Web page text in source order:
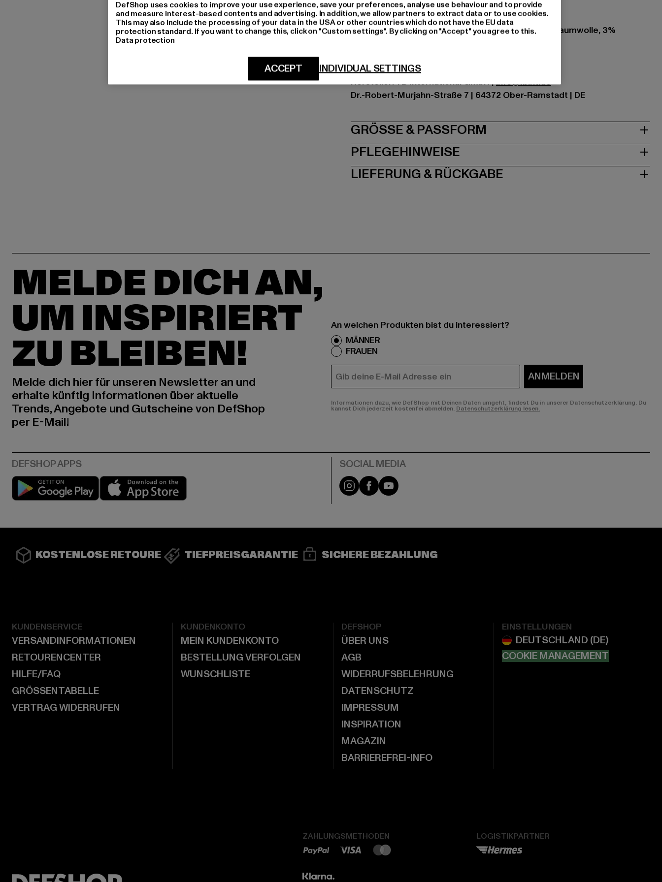
Farbe: grau
Hersteller Farbe: grey
Materialzusammensetzung: 63% Polyester, 34% Baumwolle, 3%
Hersteller: TB International GmbH |info@tbint.de
Dr.-Robert-Murjahn-Straße 7 | 64372 Ober-Ramstadt | DE
GRÖSSE & PASSFORM
PFLEGEHINWEISE
LIEFERUNG & RÜCKGABE
MELDE DICH AN,
UM INSPIRIERT
ZU BLEIBEN!
Melde dich hier für unseren Newsletter an und
erhalte künftig Informationen über aktuelle
Trends, Angebote und Gutscheine von DefShop
per E-Mail!
An welchen Produkten bist du interessiert?
MÄNNER
FRAUEN
E-MAIL ANMELDEN
Informationen dazu, wie DefShop mit Deinen Daten umgeht, findest Du in unserer Datenschutzerklärung. Du
kannst Dich jederzeit kostenfei abmelden. Datenschutzerklärung lesen.
Play market Instagram
FacebookYouTube
KOSTENLOSE RETOURE TIEFPREISGARANTIE SICHERE BEZAHLUNG
KUNDENSERVICE
VERSANDINFORMATIONEN
RETOURENCENTER
HILFE/FAQ
GRÖSSENTABELLE
VERTRAG WIDERRUFEN
KUNDENKONTO
MEIN KUNDENKONTO
BESTELLUNG VERFOLGEN
WUNSCHLISTE
DEFSHOP
ÜBER UNS
AGB
WIDERRUFSBELEHRUNG
DATENSCHUTZ
IMPRESSUM
INSPIRATION
MAGAZIN
BARRIEREFREI-INFO
EINSTELLUNGEN
COOKIE MANAGEMENT
ZAHLUNGSMETHODEN LOGISTIKPARTNER
DefShop uses cookies to improve your use experience, save your preferences, analyse use behaviour and to provide
and measure interest-based contents and advertising. In addition, we allow partners to extract data or to use cookies.
This may also include the processing of your data in the USA or other countries which do not have the EU data
protection standard. If you want to change this, click on "Custom settings". By clicking on "Accept" you agree to this.
Data protection
INDIVIDUAL SETTINGS
ACCEPT